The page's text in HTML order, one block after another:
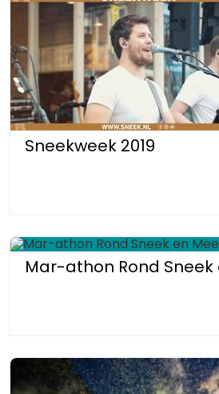
Sneekweek 2019
Mar-athon Rond Sneek